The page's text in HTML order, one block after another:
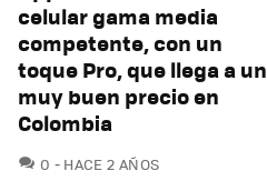
celular gama media
competente, con un
toque Pro, que llega a un
muy buen precio en
Colombia
0 COMENTARIOS
HACE 2 AÑOS